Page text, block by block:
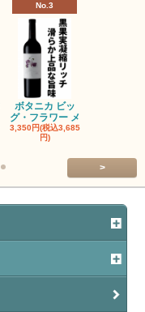
No.3
ボタニカ ビッ
グ・フラワー メ
3,350円(税込3,685
円)
>